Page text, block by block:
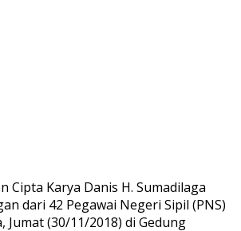
Cipta Karya Danis H. Sumadilaga
dari 42 Pegawai Negeri Sipil (PNS)
Jumat (30/11/2018) di Gedung